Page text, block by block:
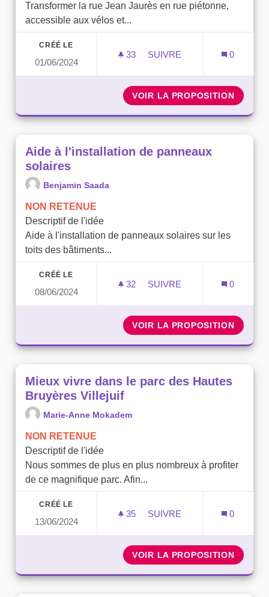
Transformer la rue Jean Jaurès en rue piétonne,
accessible aux vélos et...
CRÉÉ LE
01/06/2024
33 33 ABONNÉS
SUIVRE
0
VOIR LA PROPOSITION
Aide à l'installation de panneaux
solaires
Benjamin Saada
NON RETENUE
Descriptif de l'idée
Aide à l'installation de panneaux solaires sur les
toits des bâtiments...
CRÉÉ LE
08/06/2024
32 32 ABONNÉS
SUIVRE
0
VOIR LA PROPOSITION AIDE
Mieux vivre dans le parc des Hautes
Bruyères Villejuif
Marie-Anne Mokadem
NON RETENUE
Descriptif de l'idée
Nous sommes de plus en plus nombreux à profiter
de ce magnifique parc. Afin...
CRÉÉ LE
13/06/2024
35 35 ABONNÉS
SUIVRE
0
VOIR LA PROPOSITION